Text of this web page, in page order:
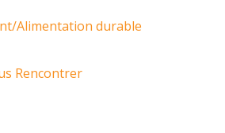
Alimentation durable
Rencontrer